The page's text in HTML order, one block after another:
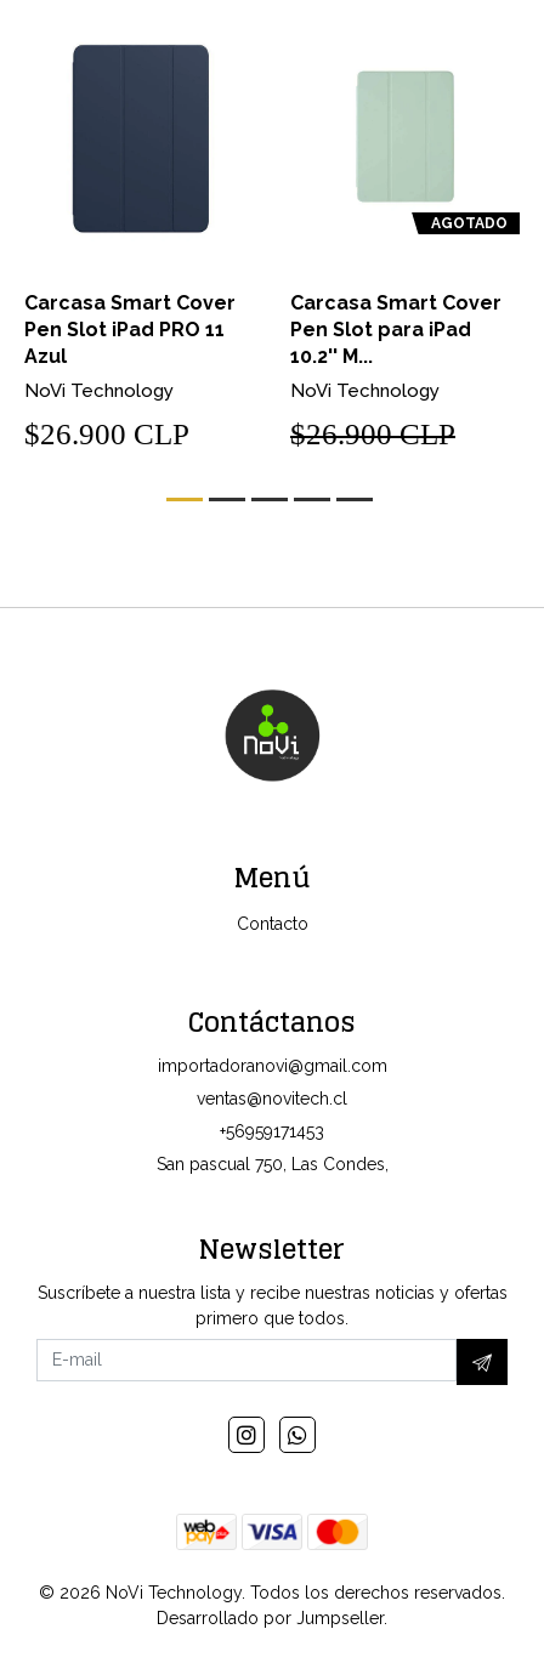
Carcasa Smart Cover
Pen Slot iPad PRO 11
Azul
NoVi Technology
$26.900 CLP
AGOTADO
Carcasa Smart Cover
Pen Slot para iPad
10.2'' M...
NoVi Technology
$26.900 CLP
Menú
Contacto
Contáctanos
importadoranovi@gmail.com
ventas@novitech.cl
+56959171453
San pascual 750, Las Condes,
Newsletter
Suscríbete a nuestra lista y recibe nuestras noticias y ofertas
primero que todos.
© 2026 NoVi Technology. Todos los derechos reservados.
Desarrollado por Jumpseller.